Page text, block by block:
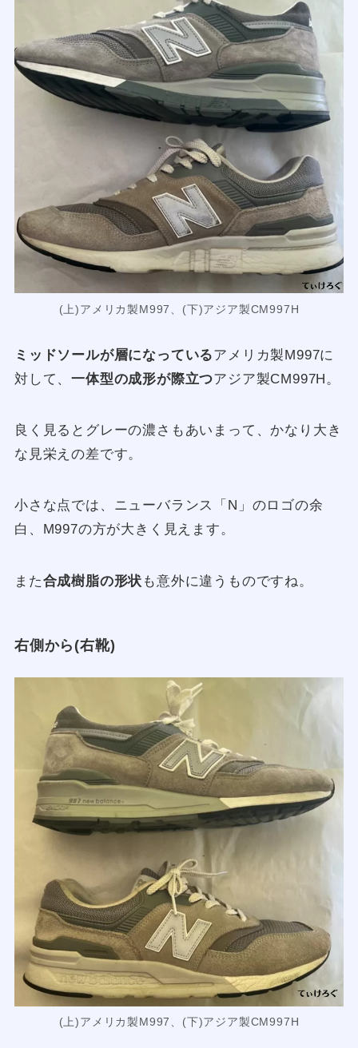
(上)アメリカ製M997、(下)アジア製CM997H
ミッドソールが層になっているアメリカ製M997に
対して、一体型の成形が際立つアジア製CM997H。
良く見るとグレーの濃さもあいまって、かなり大き
な見栄えの差です。
小さな点では、ニューバランス「N」のロゴの余
白、M997の方が大きく見えます。
また合成樹脂の形状 も意外に違うものですね。
右側から(右靴)
(上)アメリカ製M997、(下)アジア製CM997H